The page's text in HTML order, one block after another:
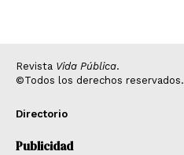
Revista Vida Pública.
©Todos los derechos reservados.
Directorio
Publicidad